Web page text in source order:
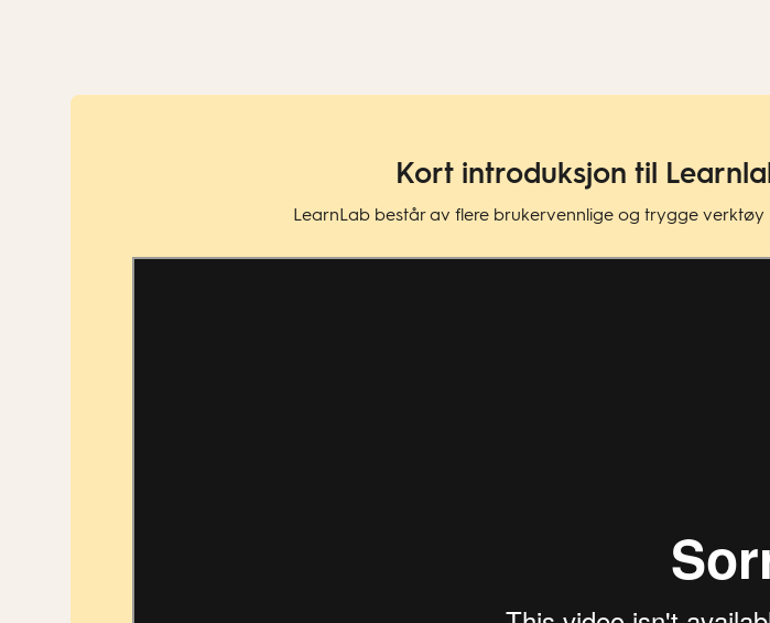
Kort introduksjon til
LearnLab består av flere brukervennlige og trygge